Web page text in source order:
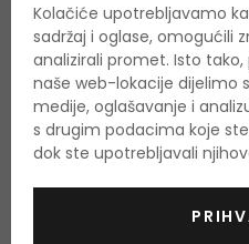
(Tomato) Fruit Extract, Benzyl
Citronellol, Geraniol, Benzyl
Popis sastojaka se može
uvijek provjerite popis
ste kupili.
Kolačiće upotrebljavamo
sadržaj i oglase, omogućili
analizirali promet. Isto
naše web-lokacije dijelimo
medije, oglašavanje i
s drugim podacima koje
dok ste upotrebljavali